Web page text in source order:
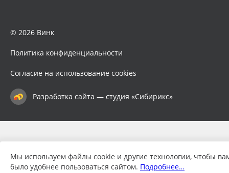
© 2026 Винк
Политика конфиденциальности
Согласие на использование cookies
Разработка сайта — студия «Сибирикс»
Мы используем файлы cookie и другие технологии, чтобы
было удобнее пользоваться сайтом. Подробнее…